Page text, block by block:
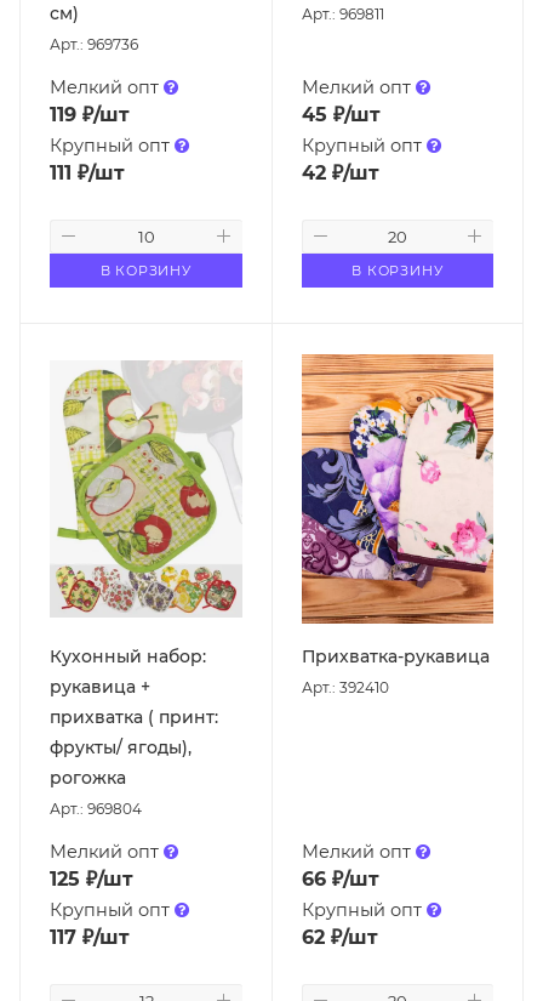
см)
Арт.: 969736
Мелкий опт
119 ₽/шт
Крупный опт
111 ₽/шт
В КОРЗИНУ
Арт.: 969811
Мелкий опт
45 ₽/шт
Крупный опт
42₽/шт
В КОРЗИНУ
Кухонный набор:
рукавица +
прихватка ( принт:
фрукты/ ягоды),
рогожка
Арт.: 969804
Мелкий опт
125 ₽/шт
Крупный опт
117 ₽/шт
Прихватка-рукавица
Арт.: 392410
Мелкий опт
66₽/шт
Крупный опт
62₽/шт